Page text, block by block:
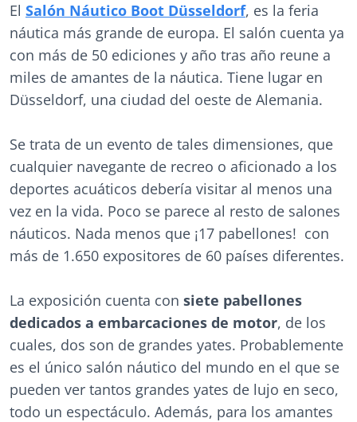
El Salón Náutico Boot Düsseldorf, es la feria
náutica más grande de europa. El salón cuenta ya
con más de 50 ediciones y año tras año reune a
miles de amantes de la náutica. Tiene lugar en
Düsseldorf, una ciudad del oeste de Alemania.
Se trata de un evento de tales dimensiones, que
cualquier navegante de recreo o aficionado a los
deportes acuáticos debería visitar al menos una
vez en la vida. Poco se parece al resto de salones
náuticos. Nada menos que ¡17 pabellones! con
más de 1.650 expositores de 60 países diferentes.
La exposición cuenta con siete pabellones
dedicados a embarcaciones de motor, de los
cuales, dos son de grandes yates. Probablemente
es el único salón náutico del mundo en el que se
pueden ver tantos grandes yates de lujo en seco,
todo un espectáculo. Además, para los amantes